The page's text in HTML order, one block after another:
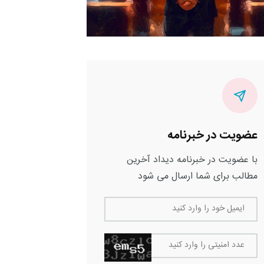
عضویت در خبرنامه
با عضویت در خبرنامه دیداد آخرین
مطالب برای شما ارسال می شود
ایمیل خود را وارد کنید
عدد امنیتی را وارد کنید